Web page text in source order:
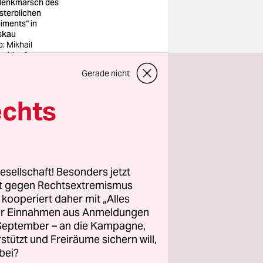
des
in
Mikhail
imago
–
erhoben.
sich an
als
Gerade nicht
Besonders jetzt
gegen Rechtsextremismus
daher mit „Alles
Einnahmen aus Anmeldungen
– an die Kampagne,
und Freiräume sichern will,